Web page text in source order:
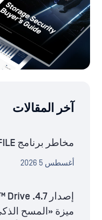
آخر المقالات
مخاطر برنامج IntelligentFILE
أغسطس 5 2026
ميزة «المسح